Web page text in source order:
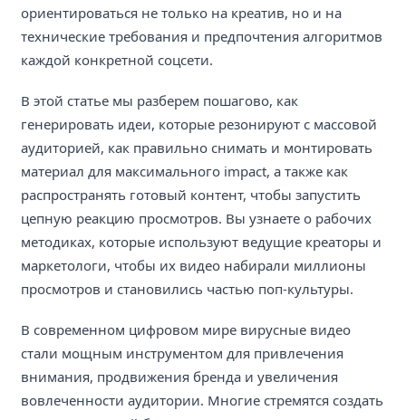
ориентироваться не только на креатив, но и на
технические требования и предпочтения алгоритмов
каждой конкретной соцсети.
В этой статье мы разберем пошагово, как
генерировать идеи, которые резонируют с массовой
аудиторией, как правильно снимать и монтировать
материал для максимального impact, а также как
распространять готовый контент, чтобы запустить
цепную реакцию просмотров. Вы узнаете о рабочих
методиках, которые используют ведущие креаторы и
маркетологи, чтобы их видео набирали миллионы
просмотров и становились частью поп-культуры.
В современном цифровом мире вирусные видео
стали мощным инструментом для привлечения
внимания, продвижения бренда и увеличения
вовлеченности аудитории. Многие стремятся создать